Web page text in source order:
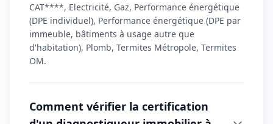
CAT****, Electricité, Gaz, Performance énergétique
(DPE individuel), Performance énergétique (DPE par
immeuble, bâtiments à usage autre que
d'habitation), Plomb, Termites Métropole, Termites
OM.
Comment vérifier la certification